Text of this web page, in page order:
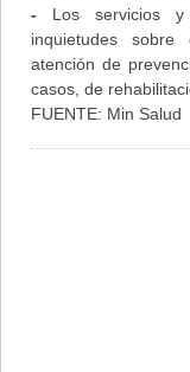
- Los servicios y
inquietudes
atención de
casos, de
FUENTE: Min Salud